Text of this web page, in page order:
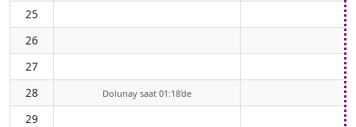
25
26
27
28
Dolunay saat 01:18'de
29